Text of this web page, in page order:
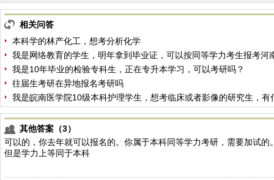
相关问答
本科学的林产化工，想考分析化学
我是网络教育的学生，明年拿到毕业证，可以按同等学力考生报考河
我是10年毕业的检验专科生，正在专升本学习，可以考研吗？
往届生考研在异地报名考研吗
我是皖南医学院10级本科护理学生，想考临床或者影像的研究生，有
其他答案（3）
可以的，你去年就可以报名的。你属于本科同等学力考研，需要加试
但是学力上等同于本科